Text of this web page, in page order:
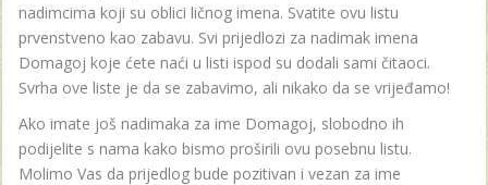
nadimcima koji su oblici ličnog imena. Svatite ovu listu
prvenstveno kao zabavu. Svi prijedlozi za nadimak imena
Domagoj koje ćete naći u listi ispod su dodali sami čitaoci.
Svrha ove liste je da se zabavimo, ali nikako da se vrijeđamo!
Ako imate još nadimaka za ime Domagoj, slobodno ih
podijelite s nama kako bismo proširili ovu posebnu listu.
Molimo Vas da prijedlog bude pozitivan i vezan za ime